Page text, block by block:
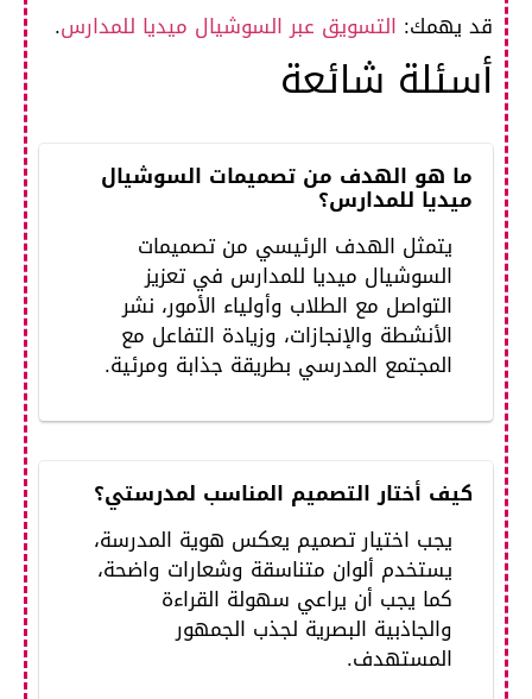
قد يهمك:التسويق عبر السوشيال ميديا للمدارس.
أسئلة شائعة
ما هو الهدف من تصميمات السوشيال
ميديا للمدارس؟
يتمثل الهدف الرئيسي من تصميمات
السوشيال ميديا للمدارس في تعزيز
التواصل مع الطلاب وأولياء الأمور، نشر
الأنشطة والإنجازات، وزيادة التفاعل مع
المجتمع المدرسي بطريقة جذابة ومرئية.
كيف أختار التصميم المناسب لمدرستي؟
يجب اختيار تصميم يعكس هوية المدرسة،
يستخدم ألوان متناسقة وشعارات واضحة،
كما يجب أن يراعي سهولة القراءة
والجاذبية البصرية لجذب الجمهور
المستهدف.